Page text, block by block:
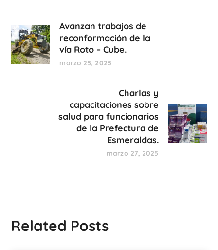
Avanzan trabajos de
reconformación de la
vía Roto – Cube.
marzo 25, 2025
Charlas y
capacitaciones sobre
salud para funcionarios
de la Prefectura de
Esmeraldas.
marzo 27, 2025
Related Posts